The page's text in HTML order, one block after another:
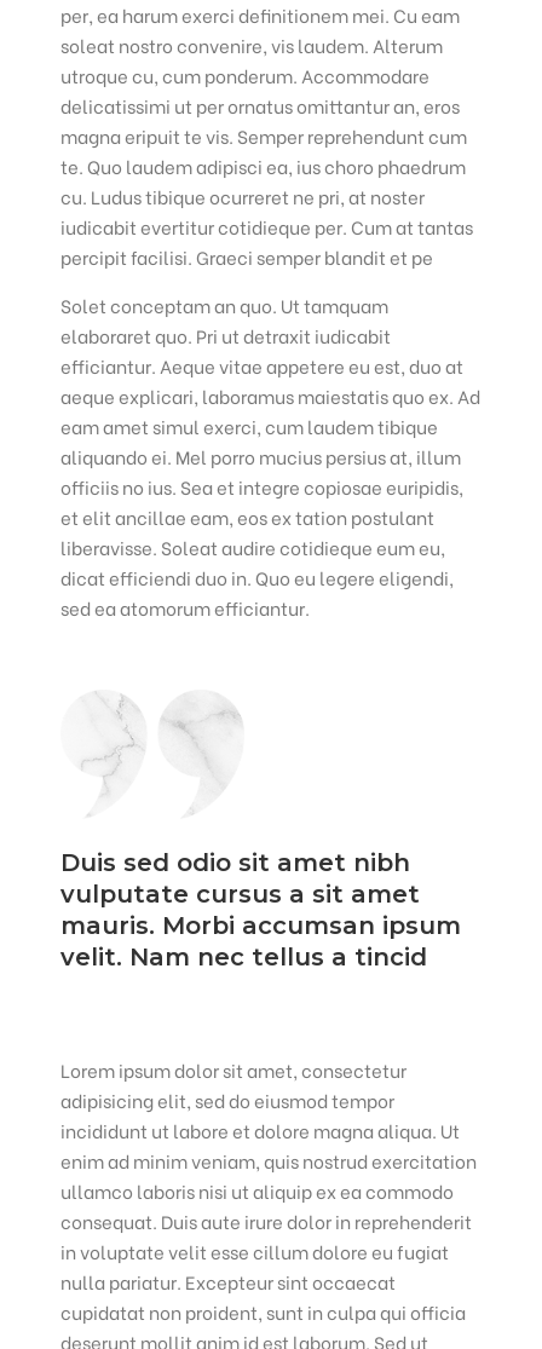
per, ea harum exerci definitionem mei. Cu eam
soleat nostro convenire, vis laudem. Alterum
utroque cu, cum ponderum. Accommodare
delicatissimi ut per ornatus omittantur an, eros
magna eripuit te vis. Semper reprehendunt cum
te. Quo laudem adipisci ea, ius choro phaedrum
cu. Ludus tibique ocurreret ne pri, at noster
iudicabit evertitur cotidieque per. Cum at tantas
percipit facilisi. Graeci semper blandit et pe
Solet conceptam an quo. Ut tamquam
elaboraret quo. Pri ut detraxit iudicabit
efficiantur. Aeque vitae appetere eu est, duo at
aeque explicari, laboramus maiestatis quo ex. Ad
eam amet simul exerci, cum laudem tibique
aliquando ei. Mel porro mucius persius at, illum
officiis no ius. Sea et integre copiosae euripidis,
et elit ancillae eam, eos ex tation postulant
liberavisse. Soleat audire cotidieque eum eu,
dicat efficiendi duo in. Quo eu legere eligendi,
sed ea atomorum efficiantur.
Duis sed odio sit amet nibh
vulputate cursus a sit amet
mauris. Morbi accumsan ipsum
velit. Nam nec tellus a tincid
Lorem ipsum dolor sit amet, consectetur
adipisicing elit, sed do eiusmod tempor
incididunt ut labore et dolore magna aliqua. Ut
enim ad minim veniam, quis nostrud exercitation
ullamco laboris nisi ut aliquip ex ea commodo
consequat. Duis aute irure dolor in reprehenderit
in voluptate velit esse cillum dolore eu fugiat
nulla pariatur. Excepteur sint occaecat
cupidatat non proident, sunt in culpa qui officia
deserunt mollit anim id est laborum. Sed ut